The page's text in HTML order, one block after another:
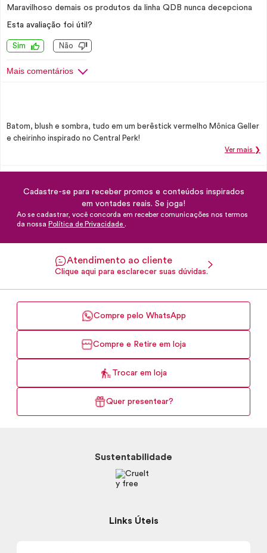
Maravilhoso demais os produtos da linha QDB nunca decepciona
Esta avaliação foi útil?
Sim Não
Mais comentários
Batom, blush e sombra, tudo em um berêstick vermelho Mônica Geller
e cheirinho inspirado no Central Perk!
Ver mais ❯
Cadastre-se para receber promos e conteúdos inspirados
em vontades reais. Se joga!
Ao se cadastrar, você concorda em receber comunicações nos termos
da nossa Política de Privacidade .
Atendimento ao cliente
Clique aqui para esclarecer suas dúvidas.
Compre pelo WhatsApp
Compre e Retire em loja
Trocar em loja
Quer presentear?
Sustentabilidade
Links Úteis